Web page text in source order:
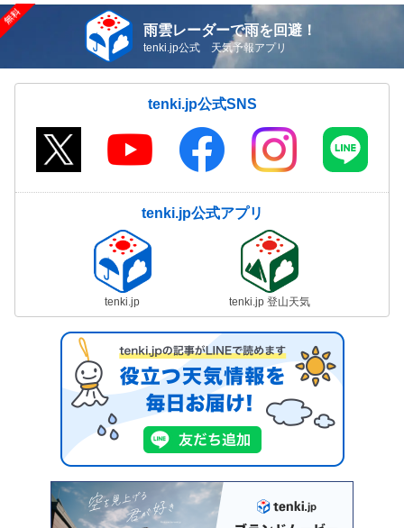
じゃがいもは安値続く
08/07(金)14:00
気象予報士の解説をもっと見る
雨雲レーダーで雨を回避！
tenki.jp公式 天気予報アプリ
tenki.jp公式SNS
tenki.jp公式アプリ
tenki.jp tenki.jp 登山天気